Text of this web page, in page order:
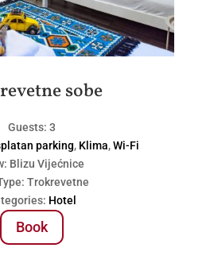
sobe
Guests: 3
parking, Klima,Wi-Fi
Blizu Vijećnice
Trokrevetne
Hotel
Book